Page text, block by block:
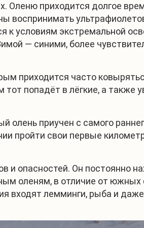
Оленю приходится долгое
воспринимать
к условиям экстремальной
— синими, более
приходится часто
попадёт в лёгкие, а также
олень приучен с самого
пройти свои первые
и опасностей. Он постоянно
оленям, в отличие от
входят лемминги, рыба и